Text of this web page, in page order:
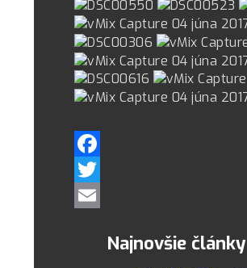
Facebook
Twitter
Najnovšie články